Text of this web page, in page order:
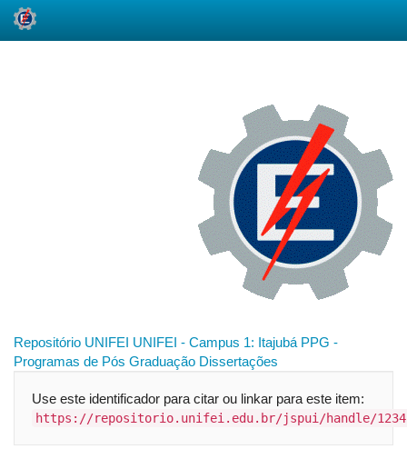
Repositório UNIFEI UNIFEI - Campus 1: Itajubá PPG -
Programas de Pós Graduação Dissertações
Use este identificador para citar ou linkar para este item:
https://repositorio.unifei.edu.br/jspui/handle/